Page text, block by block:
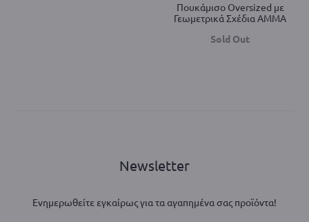
Πουκάμισο Oversized με
Γεωμετρικά Σχέδια AMMA
Sold Out
Newsletter
Ενημερωθείτε εγκαίρως για τα αγαπημένα σας προϊόντα!